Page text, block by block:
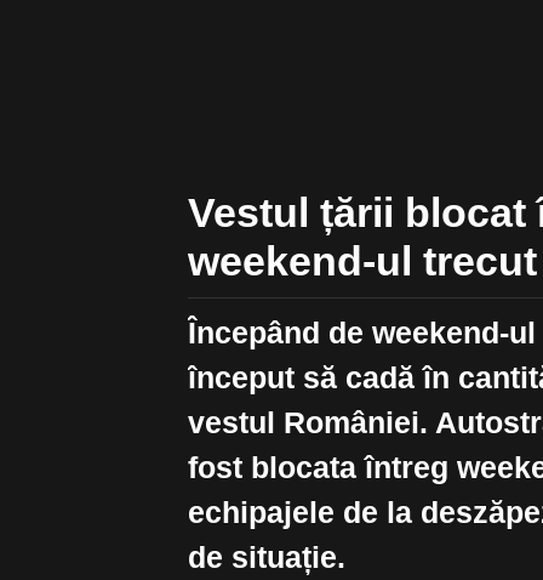
Vestul țării blocat
weekend-ul trecut
Începând de weekend-
început să cadă în
vestul României.
fost blocata întreg
echipajele de la
de situație.